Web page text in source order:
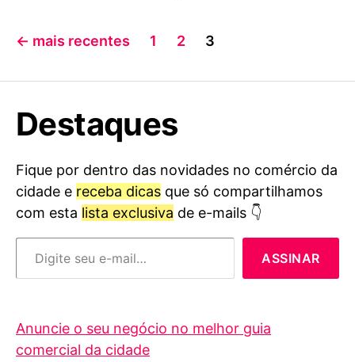
de
← mais recentes 1 2 3
Destaques
Fique por dentro das novidades no comércio da
cidade e receba dicas que só compartilhamos
com esta lista exclusiva de e-mails 👇
Digite seu e-mail…
ASSINAR
Anuncie o seu negócio no melhor guia
comercial da cidade